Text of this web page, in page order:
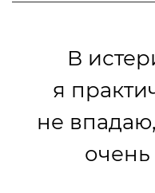
В
я
не
очень